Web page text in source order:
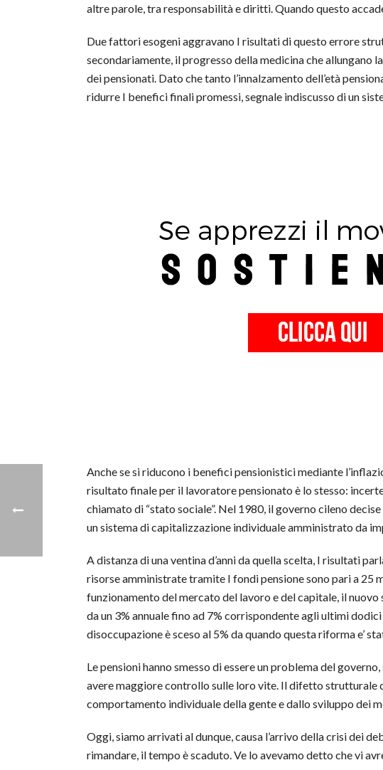
altre parole, tra responsabilità e diritti. Quando questo
Due fattori esogeni aggravano I risultati di questo errore
secondariamente, il progresso della medicina che allungano
dei pensionati. Dato che tanto l’innalzamento dell’età
ridurre I benefici finali promessi, segnale indiscusso di un
Anche se si riducono i benefici pensionistici mediante
risultato finale per il lavoratore pensionato è lo stesso:
chiamato di “stato sociale”. Nel 1980, il governo cileno
un sistema di capitalizzazione individuale amministrato da
A distanza di una ventina d’anni da quella scelta, I risultati
risorse amministrate tramite I fondi pensione sono pari a
funzionamento del mercato del lavoro e del capitale, il
da un 3% annuale fino ad 7% corrispondente agli ultimi
disoccupazione è sceso al 5% da quando questa riforma e’
Le pensioni hanno smesso di essere un problema del
avere maggiore controllo sulle loro vite. Il difetto strutturale
comportamento individuale della gente e dallo sviluppo dei
Oggi, siamo arrivati al dunque, causa l’arrivo della crisi dei
rimandare, il tempo è scaduto. Ve lo avevamo detto che vi